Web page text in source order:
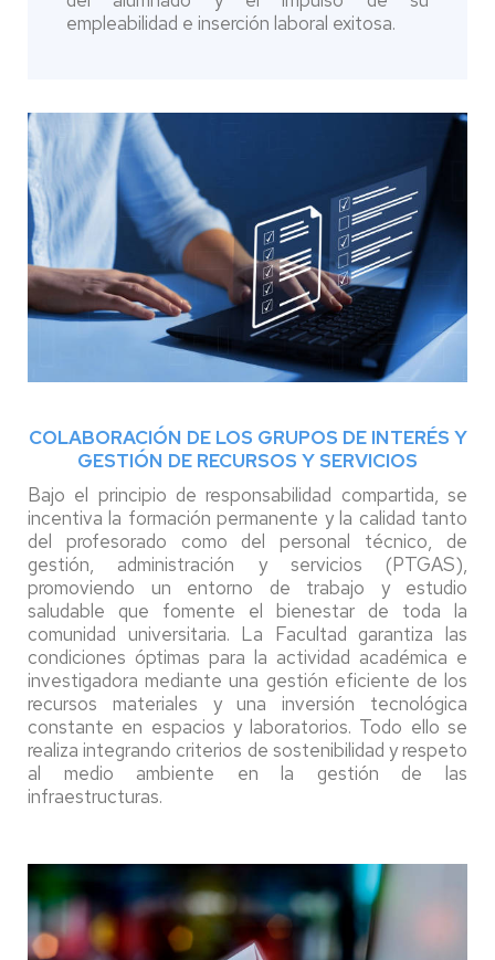
empleabilidad e inserción laboral exitosa.
COLABORACIÓN DE LOS GRUPOS DE INTERÉS Y
GESTIÓN DE RECURSOS Y SERVICIOS
Bajo el principio de responsabilidad compartida, se
incentiva la formación permanente y la calidad tanto
del profesorado como del personal técnico, de
gestión, administración y servicios (PTGAS),
promoviendo un entorno de trabajo y estudio
saludable que fomente el bienestar de toda la
comunidad universitaria. La Facultad garantiza las
condiciones óptimas para la actividad académica e
investigadora mediante una gestión eficiente de los
recursos materiales y una inversión tecnológica
constante en espacios y laboratorios. Todo ello se
realiza integrando criterios de sostenibilidad y respeto
al medio ambiente en la gestión de las
infraestructuras.